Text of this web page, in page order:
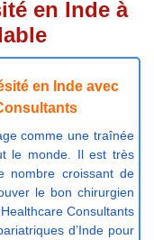
en Inde à
en Inde avec
comme une traînée
le monde. Il est très
nombre croissant de
le bon chirurgien
Consultants
d’Inde pour